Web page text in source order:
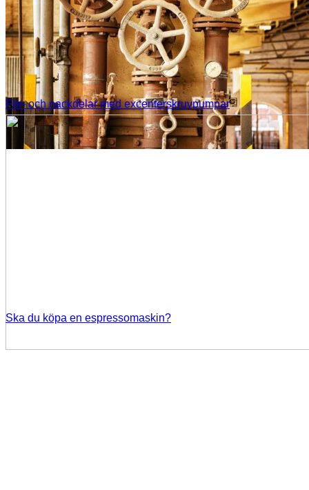
För- och nackdelar med excenterskruvpumpar
Ska du köpa en espressomaskin?